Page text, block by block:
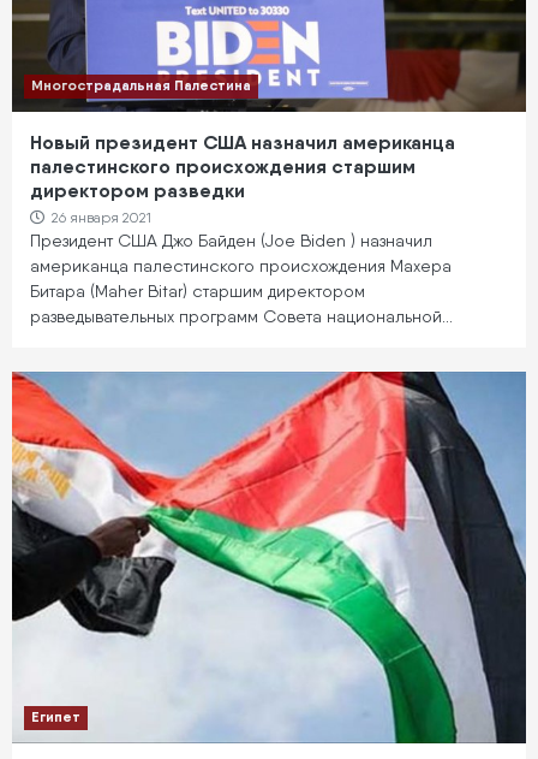
Многострадальная Палестина
Новый президент США назначил американца
палестинского происхождения старшим
директором разведки
26 января 2021
Президент США Джо Байден (Joe Biden ) назначил
американца палестинского происхождения Махера
Битара (Maher Bitar) старшим директором
разведывательных программ Совета национальной…
Египет